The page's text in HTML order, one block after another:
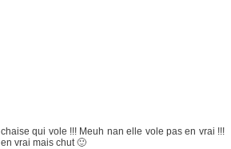
qui vole !!! Meuh nan elle vole pas en vrai !!!
vrai mais chut 🙂